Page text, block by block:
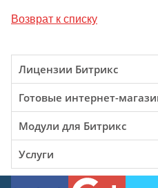
Возврат к списку
Лицензии Битрикс
Готовые интернет-
Модули для Битрикс
Услуги